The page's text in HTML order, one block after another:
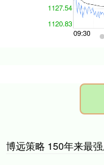
博远策略 150年来最